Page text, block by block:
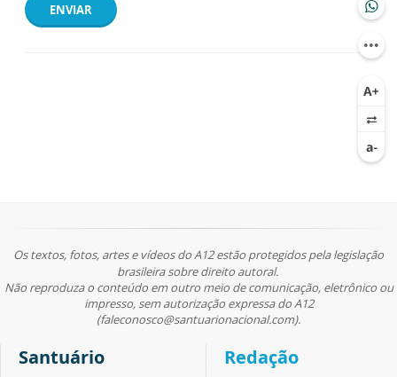
ENVIAR
Os textos, fotos, artes e vídeos do A12 estão protegidos pela legislação
brasileira sobre direito autoral.
Não reproduza o conteúdo em outro meio de comunicação, eletrônico ou
impresso, sem autorização expressa do A12
(faleconosco@santuarionacional.com).
Santuário Redação